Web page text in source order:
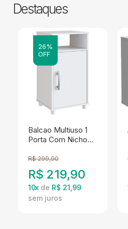
Destaques
26%
OFF
Balcao Multiuso 1
Porta Com Nicho
R$ 299,90
R$ 219,90
10x de R$ 21,99